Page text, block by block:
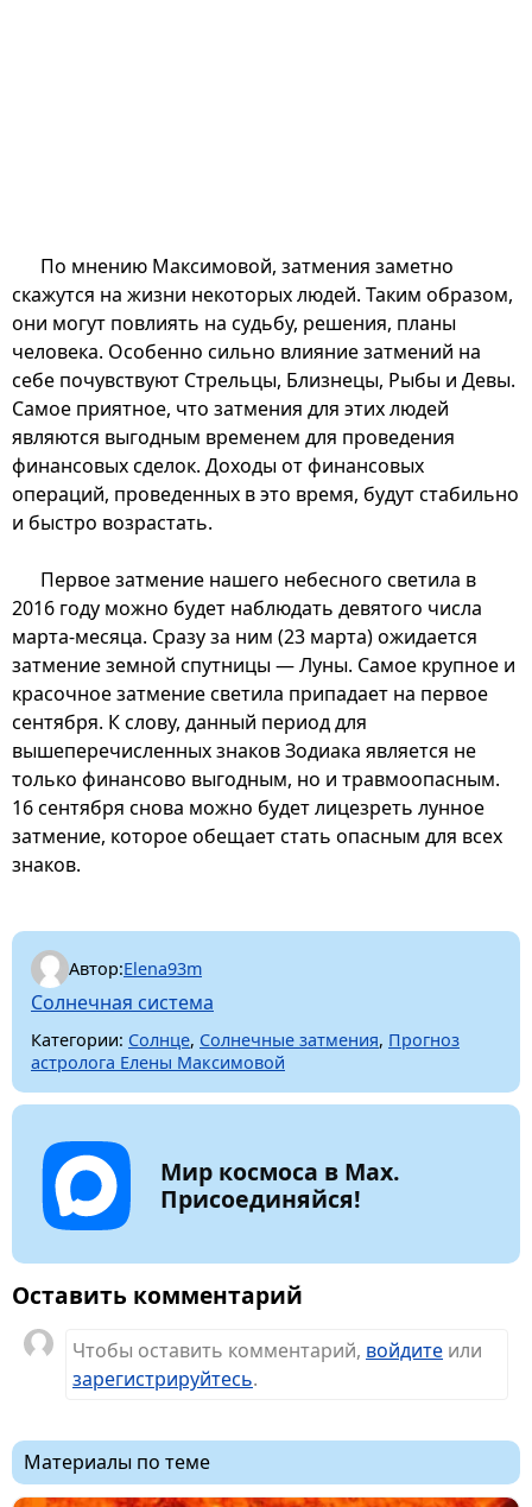
По мнению Максимовой, затмения заметно
скажутся на жизни некоторых людей. Таким образом,
они могут повлиять на судьбу, решения, планы
человека. Особенно сильно влияние затмений на
себе почувствуют Стрельцы, Близнецы, Рыбы и Девы.
Самое приятное, что затмения для этих людей
являются выгодным временем для проведения
финансовых сделок. Доходы от финансовых
операций, проведенных в это время, будут стабильно
и быстро возрастать.
Первое затмение нашего небесного светила в
2016 году можно будет наблюдать девятого числа
марта-месяца. Сразу за ним (23 марта) ожидается
затмение земной спутницы — Луны. Самое крупное и
красочное затмение светила припадает на первое
сентября. К слову, данный период для
вышеперечисленных знаков Зодиака является не
только финансово выгодным, но и травмоопасным.
16 сентября снова можно будет лицезреть лунное
затмение, которое обещает стать опасным для всех
знаков.
Автор:Elena93m
Солнечная система
Категории: Солнце, Солнечные затмения, Прогноз
астролога Елены Максимовой
Мир космоса в Max.
Присоединяйся!
Оставить комментарий
Чтобы оставить комментарий, войдите или
зарегистрируйтесь.
Материалы по теме